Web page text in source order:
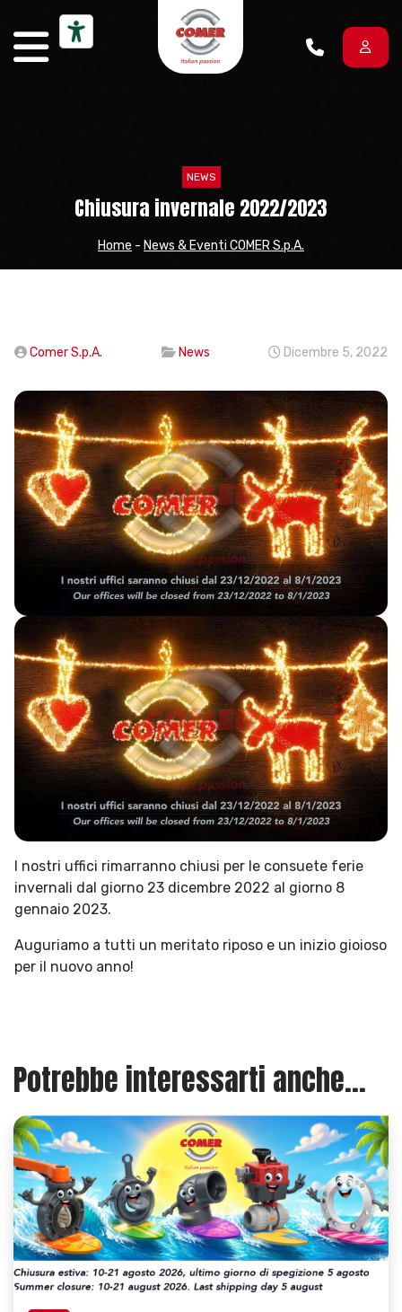
NEWS
Chiusura invernale 2022/2023
Home - News & Eventi COMER S.p.A.
Comer S.p.A. News Dicembre 5, 2022
I nostri uffici rimarranno chiusi per le consuete ferie
invernali dal giorno 23 dicembre 2022 al giorno 8
gennaio 2023.
Auguriamo a tutti un meritato riposo e un inizio gioioso
per il nuovo anno!
Potrebbe interessarti anche...